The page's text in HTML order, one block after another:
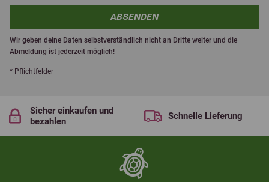
ABSENDEN
Wir geben deine Daten selbstverständlich nicht an Dritte weiter und die
Abmeldung ist jederzeit möglich!
* Pflichtfelder
Sicher einkaufen und
bezahlen
Schnelle Lieferung